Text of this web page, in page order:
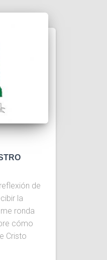
de
la
ronda
cómo
Cristo